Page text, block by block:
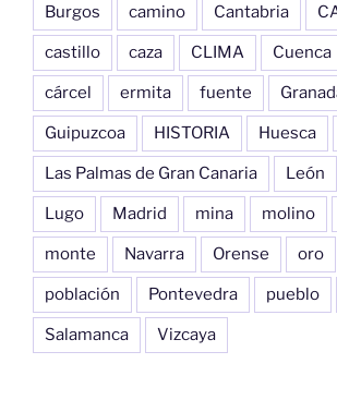
Burgos camino Cantabria
castillo caza CLIMA Cuenca
cárcel ermita fuente
Guipuzcoa HISTORIA Huesca
Las Palmas de Gran Canaria León
Lugo Madrid mina molino
monte Navarra Orense oro
población Pontevedra pueblo
Salamanca Vizcaya